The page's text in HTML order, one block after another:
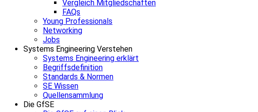
Vergleich Mitgliedschaften
FAQs
Young Professionals
Networking
Jobs
Systems Engineering Verstehen
Systems Engineering erklärt
Begriffsdefinition
Standards & Normen
SE Wissen
Quellensammlung
Die GfSE